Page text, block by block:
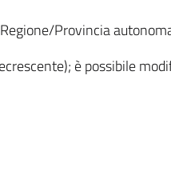
Provincia
è possibile